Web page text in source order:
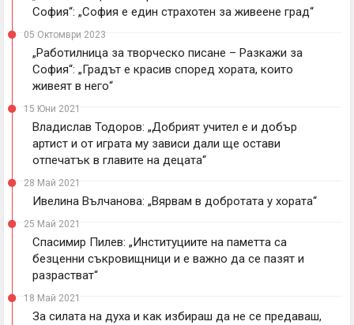
София“: „София е един страхотен за живеене град“
05 Октомври 2023
„Работилница за творческо писане – Разкажи за
София“: „Градът е красив според хората, които
живеят в него“
15 Юни 2021
Владислав Тодоров: „Добрият учител е и добър
артист и от играта му зависи дали ще остави
отпечатък в главите на децата“
28 Май 2021
Ивелина Вълчанова: „Вярвам в добротата у хората“
25 Май 2021
Спасимир Пилев: „Институциите на паметта са
безценни съкровищници и е важно да се пазят и
разрастват“
18 Май 2021
За силата на духа и как избираш да не се предаваш,